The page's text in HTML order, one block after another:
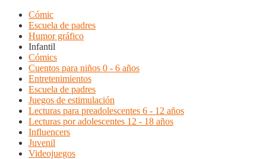
Cómic
Escuela de padres
Humor gráfico
Infantil
Cómics
Cuentos para niños 0 - 6 años
Entretenimientos
Escuela de padres
Juegos de estimulación
Lecturas para preadolescentes 6 - 12 años
Lecturas por adolescentes 12 - 18 años
Influencers
Juvenil
Videojuegos